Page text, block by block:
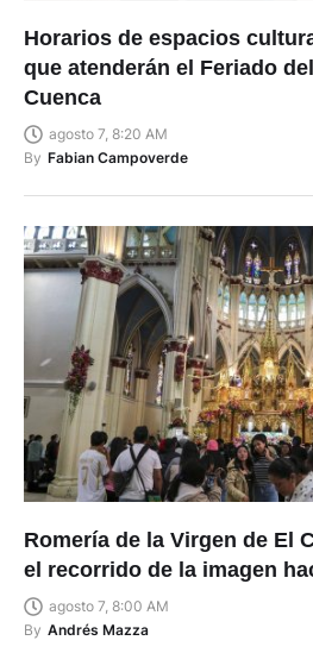
Horarios de espacios
que atenderán el Feriado
Cuenca
agosto 7, 8:20 AM
By Fabian Campoverde
Romería de la Virgen de El
el recorrido de la imagen
agosto 7, 8:00 AM
By Andrés Mazza